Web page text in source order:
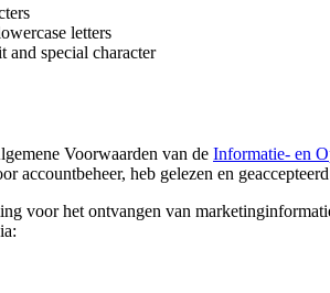
letters
and special character
Voorwaarden van de Informatie- en
accountbeheer, heb gelezen en
voor het ontvangen van